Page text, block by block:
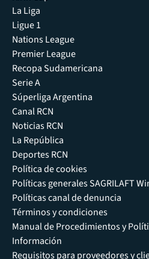
La Liga
Ligue 1
Nations League
Premier League
Recopa Sudamericana
Serie A
Súperliga Argentina
Canal RCN
Noticias RCN
La República
Deportes RCN
Política de cookies
Políticas generales SAGRILAFT
Políticas canal de denuncia
Términos y condiciones
Manual de Procedimientos y
Información
Requisitos para proveedores y